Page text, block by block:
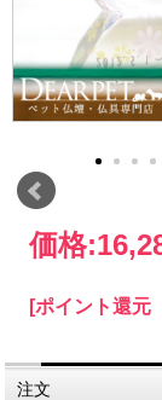
価格:
[ポイント還
注文